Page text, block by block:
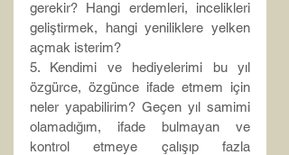
gerekir? Hangi erdemleri, incelikleri
geliştirmek, hangi yeniliklere yelken
açmak isterim?
5. Kendimi ve hediyelerimi bu yıl
özgürce, özgünce ifade etmem için
neler yapabilirim? Geçen yıl samimi
olamadığım, ifade bulmayan ve
kontrol etmeye çalışıp fazla